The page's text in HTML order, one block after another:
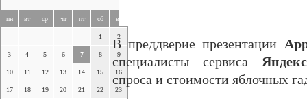
пн вт ср чт пт сб вс
1 2
3 4 5 6 7 8 9
10 11 12 13 14 15 16
17 18 19 20 21 22 23
В преддверие презентации
специалисты сервиса
спроса и стоимости яблочных